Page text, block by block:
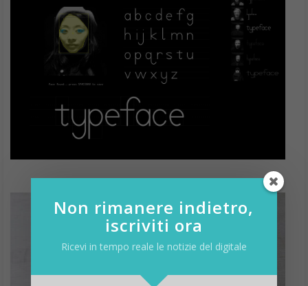
Non rimanere indietro,
iscriviti ora
Ricevi in tempo reale le notizie del digitale